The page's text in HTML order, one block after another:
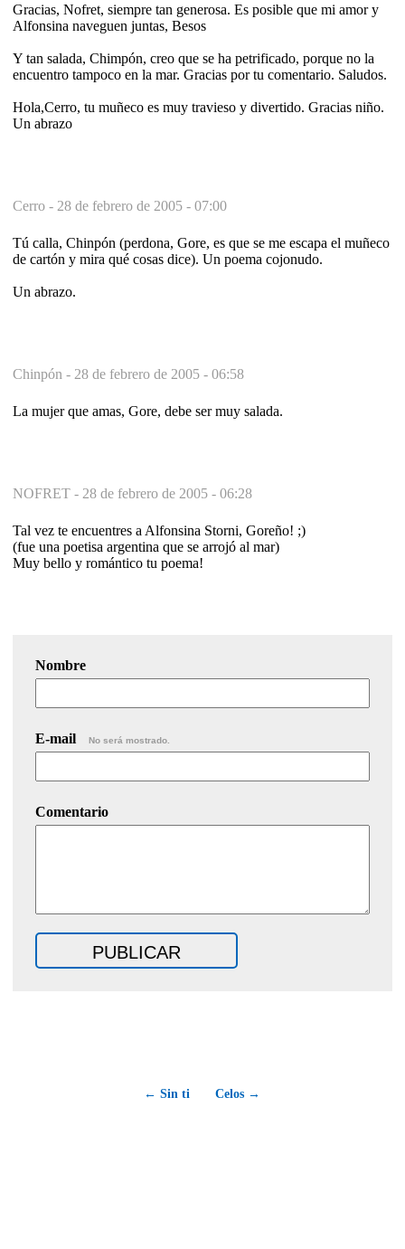
Gracias, Nofret, siempre tan generosa. Es posible que mi amor y
Alfonsina naveguen juntas, Besos
Y tan salada, Chimpón, creo que se ha petrificado, porque no la
encuentro tampoco en la mar. Gracias por tu comentario. Saludos.
Hola,Cerro, tu muñeco es muy travieso y divertido. Gracias niño.
Un abrazo
Cerro - 28 de febrero de 2005 - 07:00
Tú calla, Chinpón (perdona, Gore, es que se me escapa el muñeco
de cartón y mira qué cosas dice). Un poema cojonudo.
Un abrazo.
Chinpón - 28 de febrero de 2005 - 06:58
La mujer que amas, Gore, debe ser muy salada.
NOFRET - 28 de febrero de 2005 - 06:28
Tal vez te encuentres a Alfonsina Storni, Goreño! ;)
(fue una poetisa argentina que se arrojó al mar)
Muy bello y romántico tu poema!
Nombre
E-mail No será mostrado.
Comentario
← Sin ti Celos →